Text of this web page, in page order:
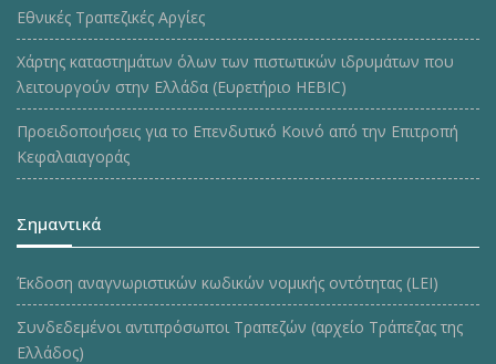
Εθνικές Τραπεζικές Αργίες
Χάρτης καταστημάτων όλων των πιστωτικών ιδρυμάτων που
λειτουργούν στην Ελλάδα (Ευρετήριο HEBIC)
Προειδοποιήσεις για το Επενδυτικό Κοινό από την Επιτροπή
Κεφαλαιαγοράς
Σημαντικά
Έκδοση αναγνωριστικών κωδικών νομικής οντότητας (LEI)
Συνδεδεμένοι αντιπρόσωποι Τραπεζών (αρχείο Τράπεζας της
Ελλάδος)